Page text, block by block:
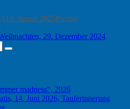
13. Januar 2025Kategorien
Predigt
29. Dezember 2024
Suchen
madness“, 2026
14. Juni 2026, Tauferinnerung